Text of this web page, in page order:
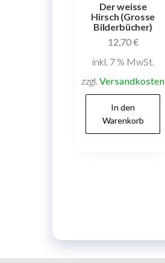
Der weisse
Hirsch (Grosse
Bilderbücher)
12,70€
inkl. 7 % MwSt.
zzgl.Versandkosten
In den
Warenkorb